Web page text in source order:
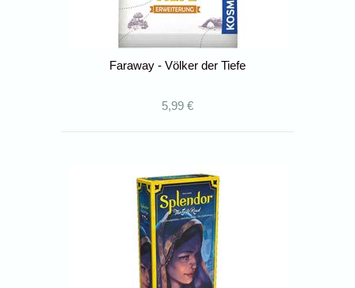
Faraway - Völker der Tiefe
5,99 €